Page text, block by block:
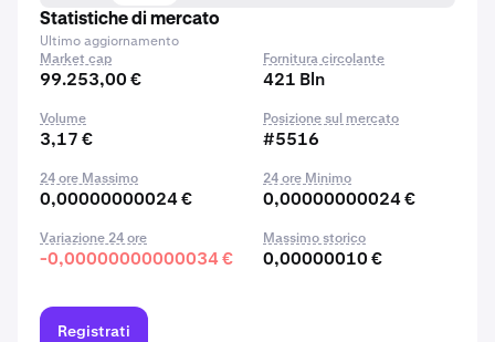
Statistiche di mercato
Ultimo aggiornamento
Market cap
99.253,00 €
Fornitura circolante
421 Bln
Volume
3,17 €
Posizione sul mercato
#5516
24 ore Massimo
0,00000000024 €
24 ore Minimo
0,00000000024 €
Variazione 24 ore
-0,00000000000034 €
Massimo storico
0,00000010 €
Registrati